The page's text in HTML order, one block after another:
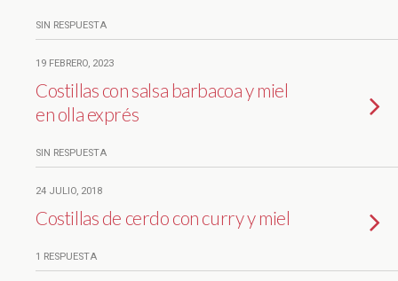
SIN RESPUESTA
19 FEBRERO, 2023
Costillas con salsa barbacoa y miel
en olla exprés
SIN RESPUESTA
24 JULIO, 2018
Costillas de cerdo con curry y miel
1 RESPUESTA